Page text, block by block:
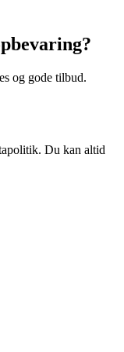
og gode tilbud.
Du kan altid